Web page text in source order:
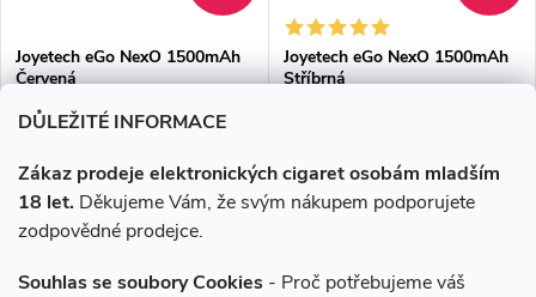
DŮLEŽITÉ INFORMACE
Zákaz prodeje elektronických cigaret osobám mladším
18 let. Děkujeme Vám, že svým nákupem podporujete
zodpovědné prodejce.
Souhlas se soubory Cookies - Proč potřebujeme váš
Joyetech eGo NexO 1500mAh
Červená
299 Kč
Skladem
Joyetech eGo NexO 1500mAh
Stříbrná
299 Kč
Momentálně nedostupné